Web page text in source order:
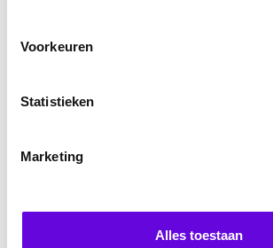
Voorkeuren
Statistieken
Marketing
Alles toestaan